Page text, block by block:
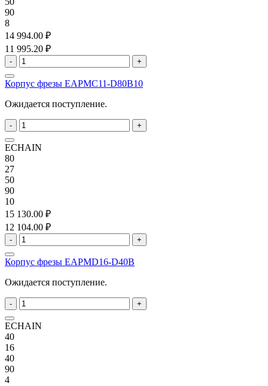
90
8
14 994.00 ₽
11 995.20 ₽
- +
Корпус фрезы EAPMC11-D80B10
Ожидается поступление.
- +
ECHAIN
80
27
50
90
10
15 130.00 ₽
12 104.00 ₽
- +
Корпус фрезы EAPMD16-D40B
Ожидается поступление.
- +
ECHAIN
40
16
40
90
4